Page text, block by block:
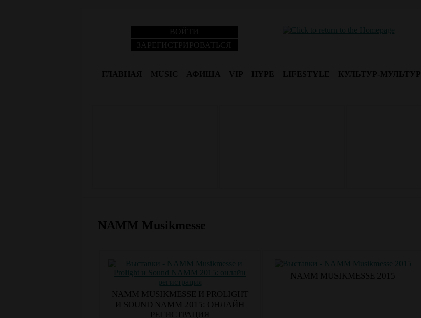
ВОЙТИ
ЗАРЕГИСТРИРОВАТЬСЯ
ГЛАВНАЯ MUSIC АФИША VIP HYPE LIFESTYLE КУЛЬТУР-МУЛЬТУР
NAMM Musikmesse
NAMM MUSIKMESSE И PROLIGHT
И SOUND NAMM 2015: ОНЛАЙН
РЕГИСТРАЦИЯ
NAMM MUSIKMESSE 2015